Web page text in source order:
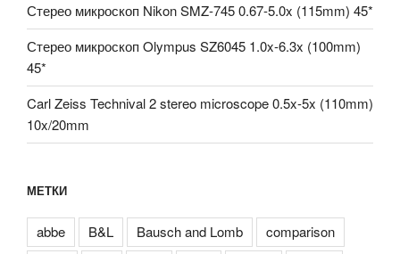
Стерео микроскоп Nikon SMZ-745 0.67-5.0x (115mm) 45*
Стерео микроскоп Olympus SZ6045 1.0x-6.3x (100mm)
45*
Carl Zeiss Technival 2 stereo microscope 0.5x-5x (110mm)
10x/20mm
МЕТКИ
abbe B&L Bausch and Lomb
comparison